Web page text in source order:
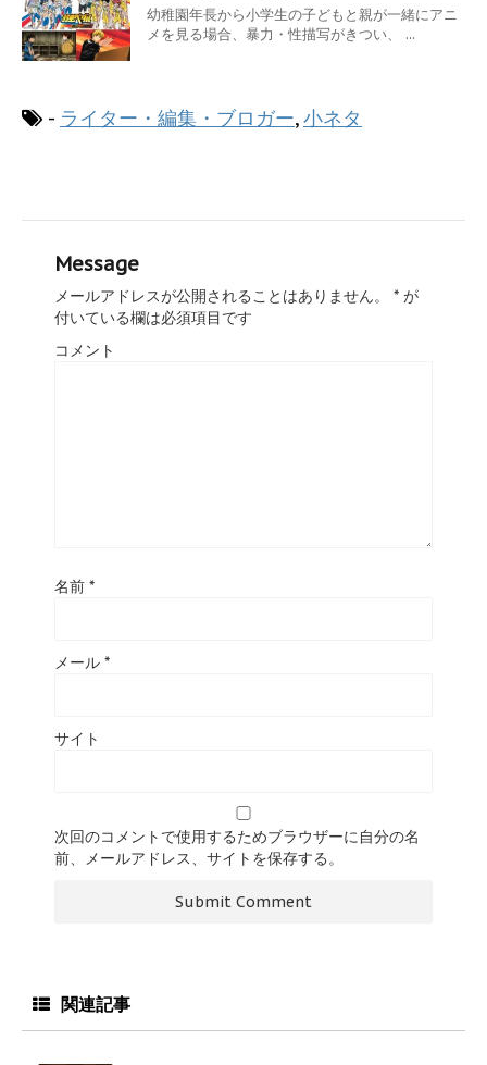
幼稚園年長から小学生の子どもと親が一緒にアニ
メを見る場合、暴力・性描写がきつい、 ...
- ライター・編集・ブロガー,小ネタ
Message
メールアドレスが公開されることはありません。 * が
付いている欄は必須項目です
コメント
名前 *
メール *
サイト
次回のコメントで使用するためブラウザーに自分の名
前、メールアドレス、サイトを保存する。
関連記事